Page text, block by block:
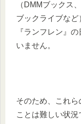
（DMMブックス
ブックライブな
『ランフレン』
いません。​
そのため、これ
ことは難しい状況